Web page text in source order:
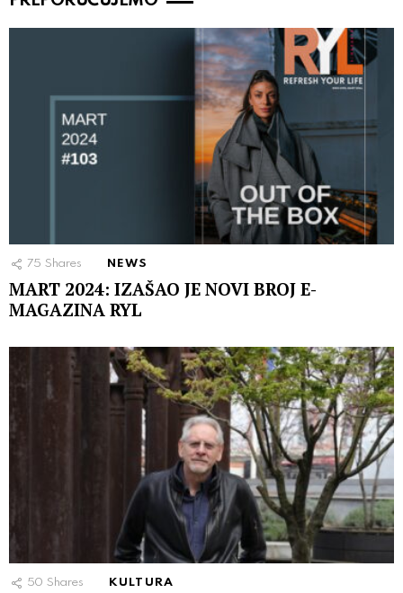
75 Shares NEWS
MART 2024: IZAŠAO JE NOVI BROJ E-
MAGAZINA RYL
50 Shares KULTURA